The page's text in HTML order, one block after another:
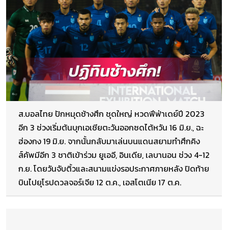
ส.บอลไทย ปักหมุดช้างศึก ชุดใหญ่ หวดฟีฟ่าเดย์ปี 2023
อีก 3 ช่วงเริ่มต้นบุกเอเชียตะวันออกซดไต้หวัน 16 มิ.ย., ฉะ
ฮ่องกง 19 มิ.ย. จากนั้นกลับมาเล่นบนแดนสยามทำศึกคิง
ส์คัพมีอีก 3 ชาติเข้าร่วม ยูเออี, อินเดีย, เลบานอน ช่วง 4-12
ก.ย. โดยวันจับติ้วและสนามแข่งรอประกาศภายหลัง ปิดท้าย
บินไปยุโรปดวลจอร์เจีย 12 ต.ค., เอสโตเนีย 17 ต.ค.